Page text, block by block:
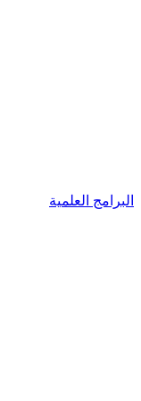
البرامج العلمية